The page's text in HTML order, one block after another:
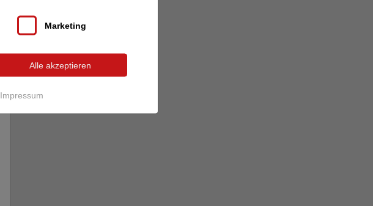
Impressum
Marketing
Alle akzeptieren